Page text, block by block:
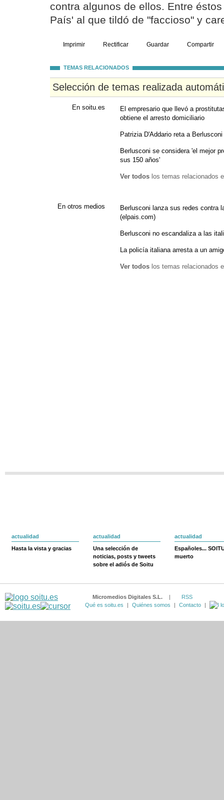
contra algunos de ellos. Entre
País' al que tildó de "faccioso" y
Imprimir Rectificar Guardar Compartir
TEMAS RELACIONADOS
Selección de temas realizada
En soitu.es
El empresario que llevó a
obtiene el arresto domiciliario
Patrizia D'Addario reta a
Berlusconi se considera 'el mejor
sus 150 años'
Ver todos los temas relacionados
En otros medios
Berlusconi lanza sus redes contra
(elpais.com)
Berlusconi no escandaliza a las
La policía italiana arresta a un
Ver todos los temas relacionados
actualidad
Hasta la vista y gracias
actualidad
Una selección de
noticias, posts y tweets
sobre el adiós de Soitu
actualidad
Españoles...
muerto
Micromedios Digitales S.L. |
RSS
Qué es soitu.es
| Quiénes somos | Contacto |